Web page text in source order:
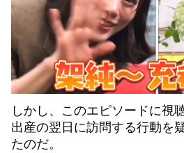
しかし、このエピソードに視
出産の翌日に訪問する行動を
たのだ。